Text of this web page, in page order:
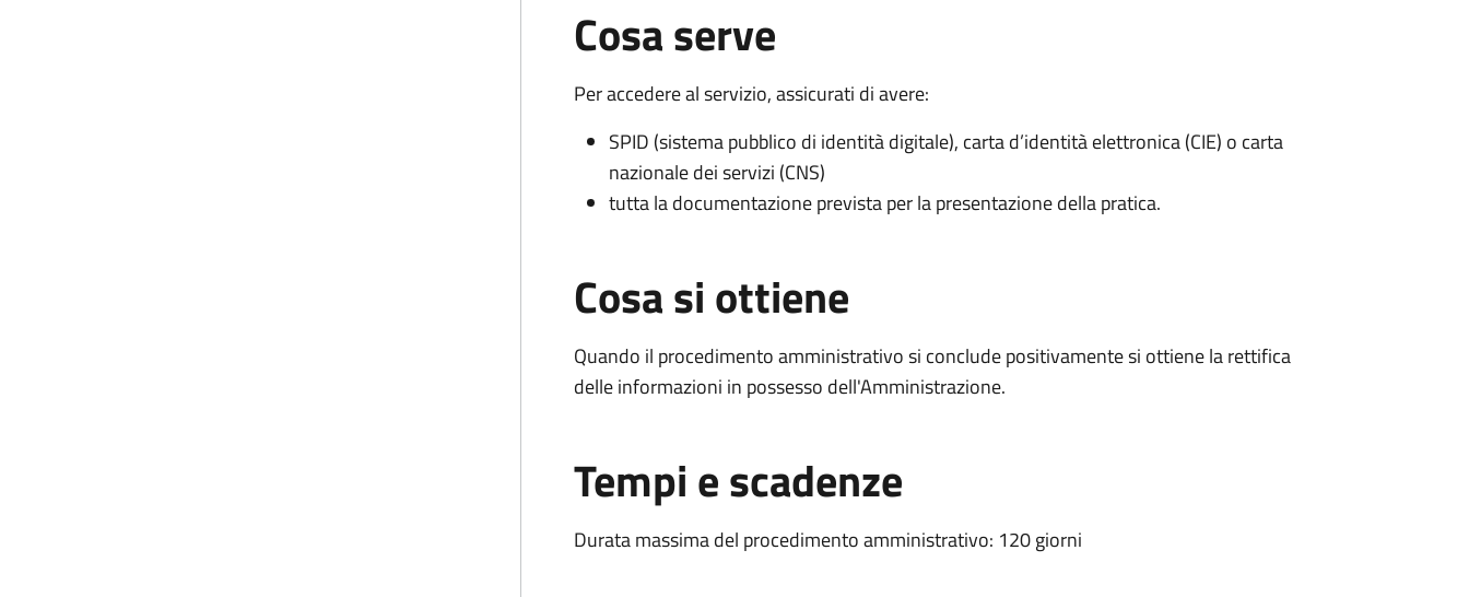
Cosa serve
Per accedere al servizio, assicurati di avere:
SPID (sistema pubblico di identità digitale), carta d’identità elettronica (CIE) o carta
nazionale dei servizi (CNS)
tutta la documentazione prevista per la presentazione della pratica.
Cosa si ottiene
Quando il procedimento amministrativo si conclude positivamente si ottiene la rettifica
delle informazioni in possesso dell'Amministrazione.
Tempi e scadenze
Durata massima del procedimento amministrativo: 120 giorni